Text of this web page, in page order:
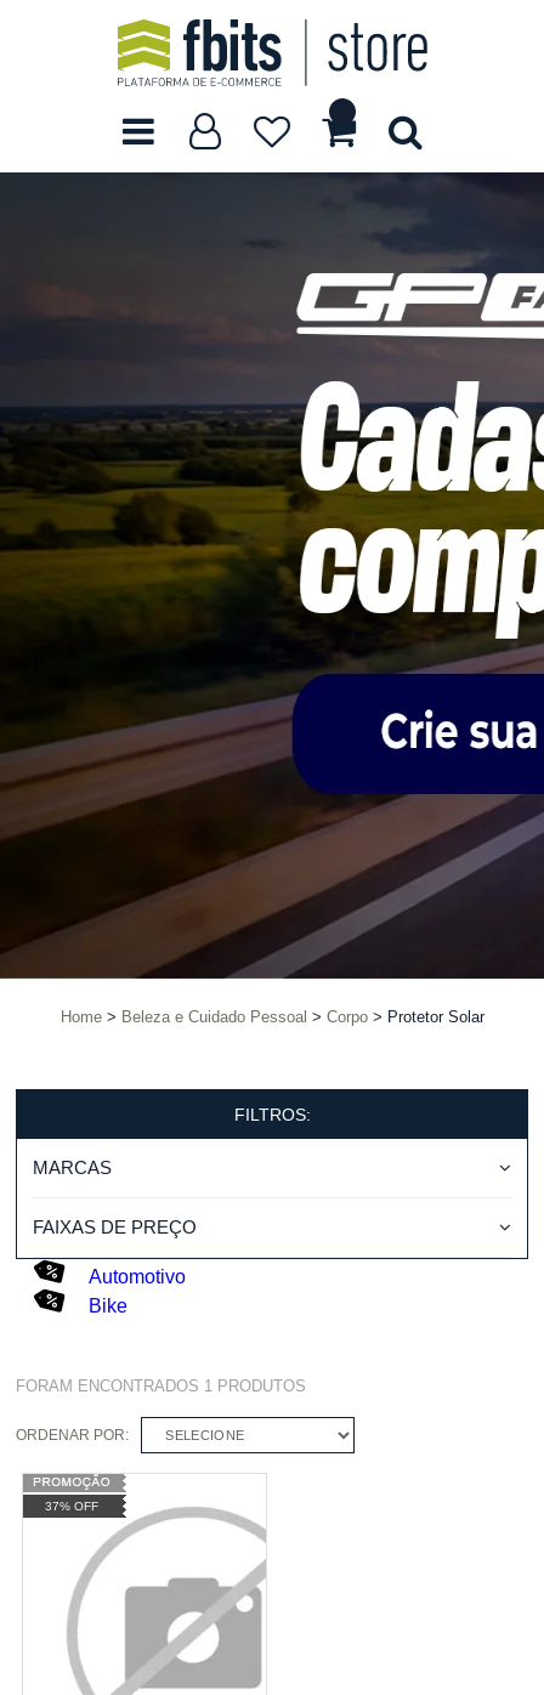
Home Beleza e Cuidado Pessoal Corpo Protetor Solar
FILTROS:
MARCAS
FAIXAS DE PREÇO
Automotivo
Bike
FORAM ENCONTRADOS 1 PRODUTOS
ORDENAR POR: SELECIONE
37% OFF